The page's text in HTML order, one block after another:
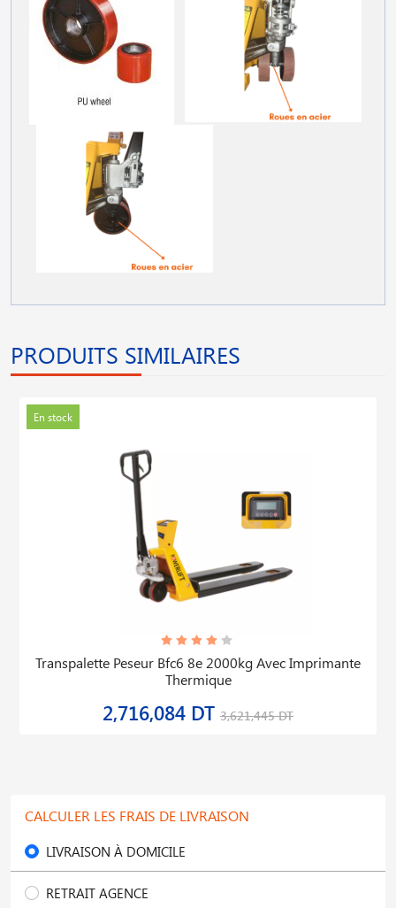
PRODUITS SIMILAIRES
En stock
Transpalette Peseur Bfc6 8e 2000kg Avec Imprimante
Thermique
2,716,084 DT 3,621,445 DT
CALCULER LES FRAIS DE LIVRAISON
LIVRAISON À DOMICILE
RETRAIT AGENCE